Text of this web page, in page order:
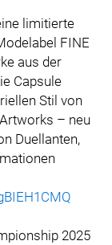
limitierte
FINE
aus der
Capsule
Stil von
– neu
Duellanten,
2025